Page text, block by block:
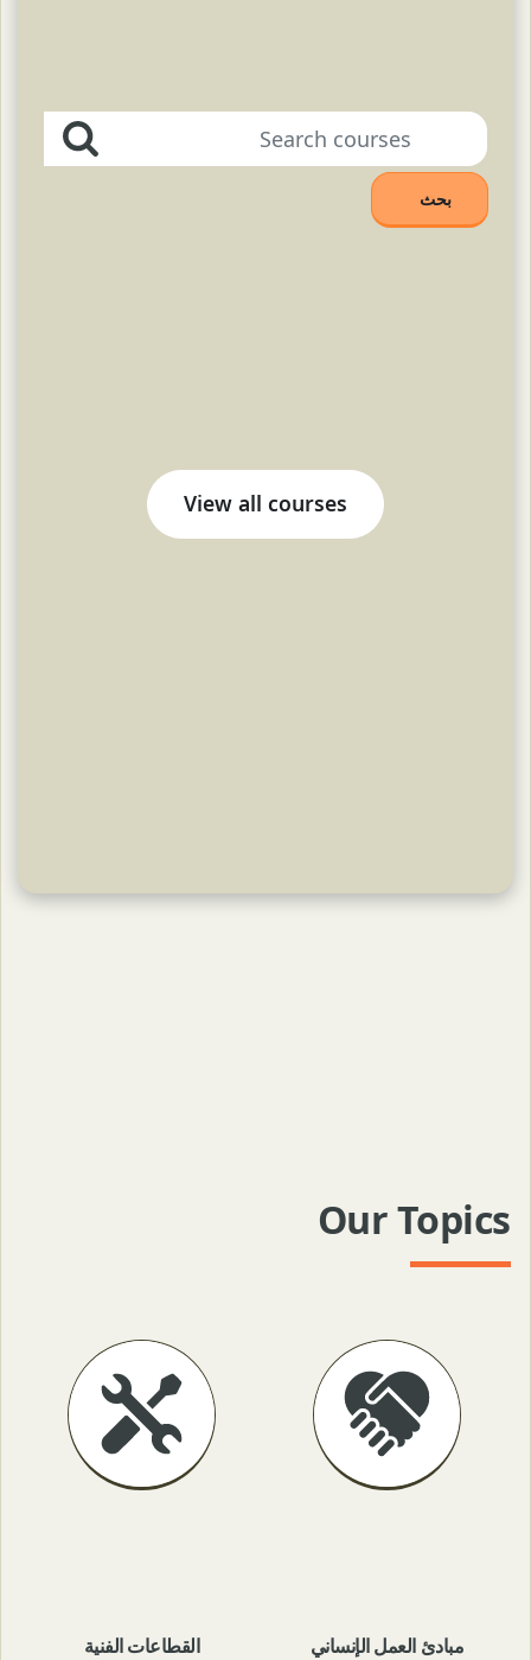
Search courses
بحث
Search courses
View all courses
Our Topics
مبادئ العمل الإنساني القطاعات الفنية